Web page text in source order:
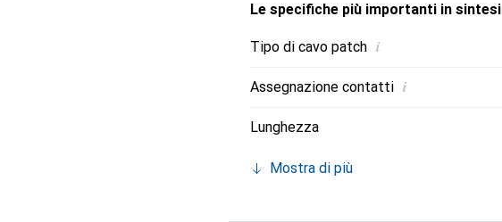
Le specifiche più importanti in sintesi
Tipo di cavo patch i
Assegnazione contatti i
Lunghezza
Mostra di più